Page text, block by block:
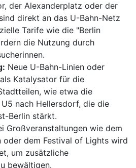
der Alexanderplatz oder der
direkt an das U-Bahn-Netz
Tarife wie die "Berlin
die Nutzung durch
Neue U-Bahn-Linien oder
Katalysator für die
wie etwa die
nach Hellersdorf, die die
Berlin stärkt.
Großveranstaltungen wie dem
oder dem Festival of Lights wird
um zusätzliche
bewältigen.